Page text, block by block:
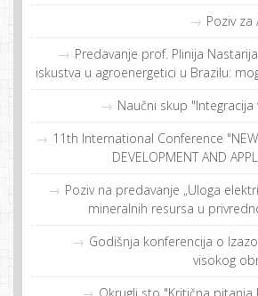
Poziv za
Predavanje prof. Plinija
iskustva u agroenergetici u Brazilu:
Naučni skup
11th International Conference "NEW
DEVELOPMENT AND
Poziv na predavanje „Uloga
mineralnih resursa u
Godišnja konferencija o
visokog